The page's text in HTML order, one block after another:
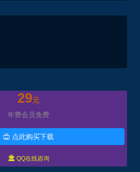
29元
年费会员免费
 点此购买下载
 QQ在线咨询